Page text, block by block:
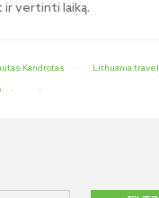
ir vertinti laiką.
Kandrotas Lithuania travel